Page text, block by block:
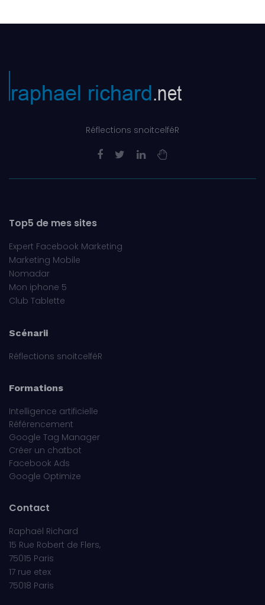
Réflections snoitcelféR
Top5 de mes sites
Expert Facebook Marketing
Marketing Mobile
Nomadar
Mon iphone 5
Club Tablette
Scénarii
Réflections snoitcelféR
Formations
Intelligence artificielle
Référencement
Google Tag Manager
Créer un chatbot
Facebook Ads
Google Optimize
Contact
Raphaël Richard
15 Rue Robert de Flers,
75015 Paris
17 rue etex
75018 Paris